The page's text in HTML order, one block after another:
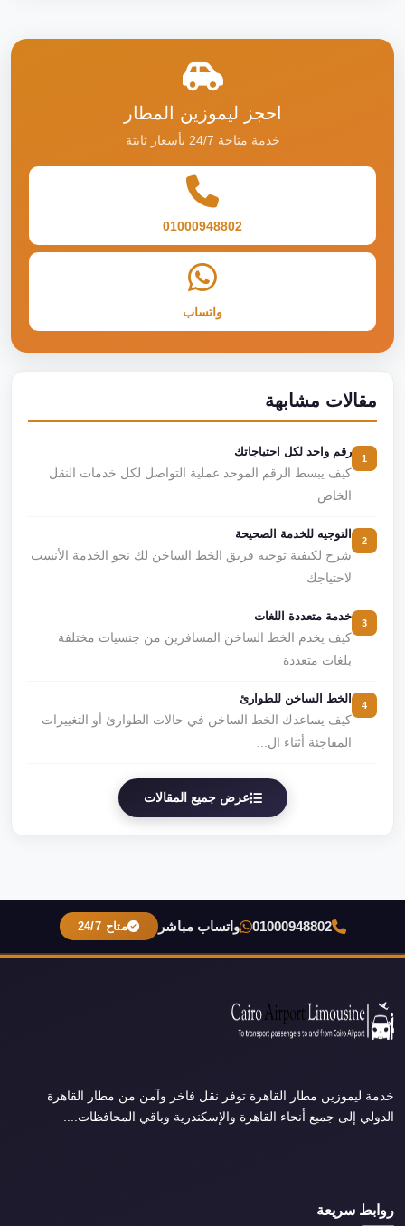
احجز ليموزين المطار
خدمة متاحة 24/7 بأسعار ثابتة
01000948802
واتساب
مقالات مشابهة
رقم واحد لكل احتياجاتك
كيف يبسط الرقم الموحد عملية التواصل لكل خدمات النقل
الخاص
التوجيه للخدمة الصحيحة
شرح لكيفية توجيه فريق الخط الساخن لك نحو الخدمة الأنسب
لاحتياجك
خدمة متعددة اللغات
كيف يخدم الخط الساخن المسافرين من جنسيات مختلفة
بلغات متعددة
الخط الساخن للطوارئ
كيف يساعدك الخط الساخن في حالات الطوارئ أو التغييرات
المفاجئة أثناء ال...
عرض جميع المقالات
01000948802 واتساب مباشر متاح 24/7
خدمة ليموزين مطار القاهرة توفر نقل فاخر وآمن من مطار القاهرة
الدولي إلى جميع أنحاء القاهرة والإسكندرية وباقي المحافظات....
روابط سريعة